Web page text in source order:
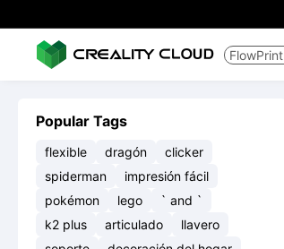
FlowPrint
Popular Tags
flexible dragón
clicker
spiderman
impresión fácil
pokémon
lego
` and `
k2 plus
articulado
llavero